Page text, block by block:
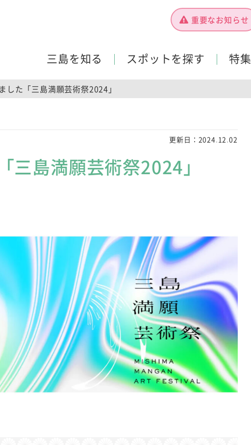
重要なお知らせ
三島を知る スポットを探す 特集
した「三島満願芸術祭2024」
更新日： 2024.12.02
島満願芸術祭2024」